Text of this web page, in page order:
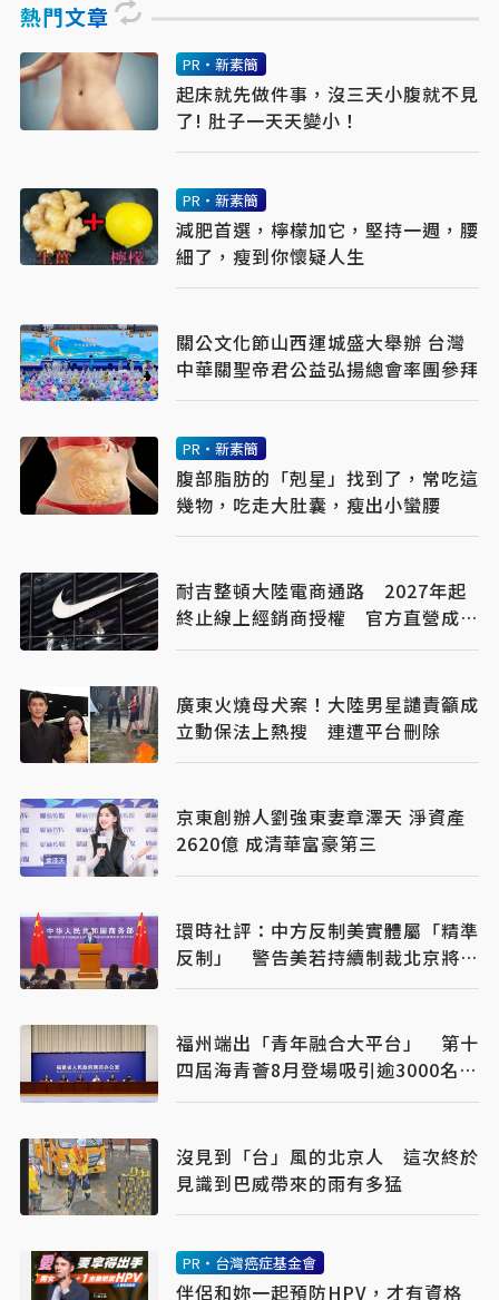
熱門文章
PR・新素簡
起床就先做件事，沒三天小腹就不見
了! 肚子一天天變小！
PR・新素簡
減肥首選，檸檬加它，堅持一週，腰
細了，瘦到你懷疑人生
關公文化節山西運城盛大舉辦 台灣
中華關聖帝君公益弘揚總會率團參拜
PR・新素簡
腹部脂肪的「剋星」找到了，常吃這
幾物，吃走大肚囊，瘦出小蠻腰
耐吉整頓大陸電商通路 2027年起
終止線上經銷商授權 官方直營成唯
一管道
廣東火燒母犬案！大陸男星譴責籲成
立動保法上熱搜 連遭平台刪除
京東創辦人劉強東妻章澤天 淨資產
2620億 成清華富豪第三
環時社評：中方反制美實體屬「精準
反制」 警告美若持續制裁北京將採
更強措施
福州端出「青年融合大平台」 第十
四屆海青薈8月登場吸引逾3000名台
青交流
沒見到「台」風的北京人 這次終於
見識到巴威帶來的雨有多猛
PR・台灣癌症基金會
伴侶和妳一起預防HPV，才有資格